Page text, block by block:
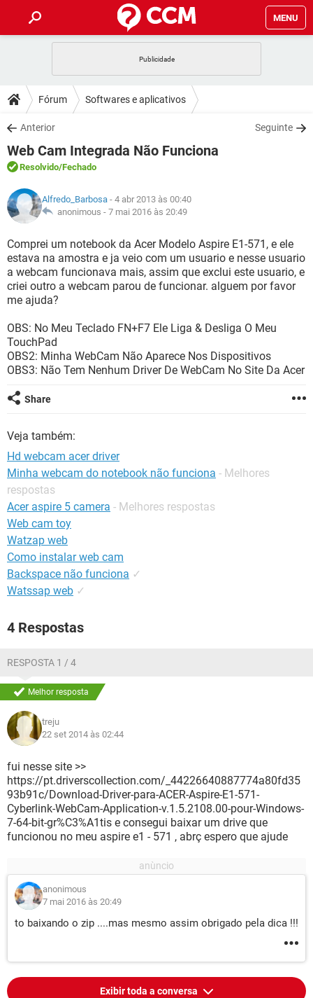
MENU
CELULAR FACEBOOK
OUTLOOK
INSTAGRAM GMAIL
GUIA DE COMPRAS
DICAS
JOGOS WHATSAPP
OUTLOOK
INSTAGRAM
GUIA DE COMPRAS
DOWNLOADS
JOGOS WHATSAPP
CELULAR
OUTLOOK EXCEL
INSTAGRAM
GUIA DE COMPRAS
FÓRUM
JOGOS
CELULAR FACEBOOK
INSTAGRAM GMAIL
GUIA DE COMPRAS
GLOSSÁRIO
JOGOS
CELULAR FACEBOOK
OUTLOOK EXCEL
INSTAGRAM
Fórum Softwares e aplicativos
Anterior Seguinte
Web Cam Integrada Não Funciona
Resolvido/Fechado
Alfredo_Barbosa - 4 abr 2013 às 00:40
anonimous - 7 mai 2016 às 20:49
Comprei um notebook da Acer Modelo Aspire E1-571, e ele
estava na amostra e ja veio com um usuario e nesse usuario
a webcam funcionava mais, assim que exclui este usuario, e
criei outro a webcam parou de funcionar. alguem por favor
me ajuda?
OBS: No Meu Teclado FN+F7 Ele Liga & Desliga O Meu
TouchPad
OBS2: Minha WebCam Não Aparece Nos Dispositivos
OBS3: Não Tem Nenhum Driver De WebCam No Site Da Acer
Share
Veja também:
Hd webcam acer driver
Minha webcam do notebook não funciona - Melhores
respostas
Acer aspire 5 camera - Melhores respostas
Web cam toy
Watzap web
Como instalar web cam
Backspace não funciona ✓
Watssap web ✓
4 Respostas
RESPOSTA 1 / 4
Melhor resposta
treju
22 set 2014 às 02:44
fui nesse site >>
https://pt.driverscollection.com/_44226640887774a80fd35
93b91c/Download-Driver-para-ACER-Aspire-E1-571-
Cyberlink-WebCam-Application-v.1.5.2108.00-pour-Windows-
7-64-bit-gr%C3%A1tis e consegui baixar um drive que
funcionou no meu aspire e1 - 571 , abrç espero que ajude
anonimous
7 mai 2016 às 20:49
to baixando o zip ....mas mesmo assim obrigado pela dica !!!
Exibir toda a conversa